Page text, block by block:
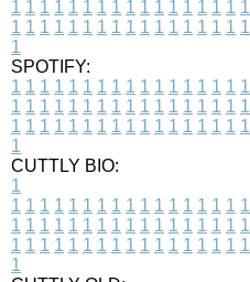
1 1 1 1 1 1 1 1 1 1 1 1 1 1 1 1 1
1 1 1 1 1 1 1 1 1 1 1 1 1 1 1 1 1
1
SPOTIFY:
1 1 1 1 1 1 1 1 1 1 1 1 1 1 1 1 1
1 1 1 1 1 1 1 1 1 1 1 1 1 1 1 1 1
1 1 1 1 1 1 1 1 1 1 1 1 1 1 1 1 1
1
CUTTLY BIO:
1
1 1 1 1 1 1 1 1 1 1 1 1 1 1 1 1 1
1 1 1 1 1 1 1 1 1 1 1 1 1 1 1 1 1
1 1 1 1 1 1 1 1 1 1 1 1 1 1 1 1 1
1